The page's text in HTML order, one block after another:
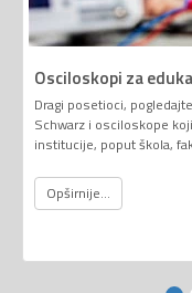
Osciloskopi za
Dragi posetioci,
Schwarz i osciloskope
institucije, poput škola,
Opširnije...